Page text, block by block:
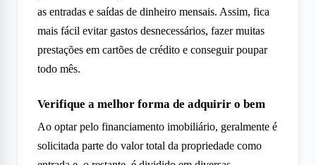
as entradas e saídas de dinheiro mensais. Assim, fica
mais fácil evitar gastos desnecessários, fazer muitas
prestações em cartões de crédito e conseguir poupar
todo mês.
Verifique a melhor forma de adquirir o bem
Ao optar pelo financiamento imobiliário, geralmente é
solicitada parte do valor total da propriedade como